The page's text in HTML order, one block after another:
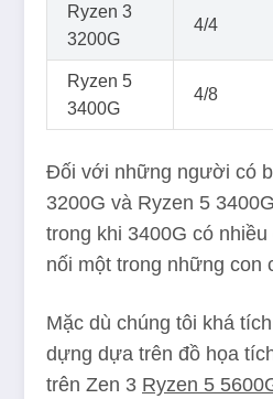
Ryzen 3
3200G
4/4
Ryzen 5
3400G
4/8
Đối với những người có
3200G và Ryzen 5
trong khi 3400G có
nối một trong những con
Mặc dù chúng tôi khá
dựng dựa trên đồ họa
trên Zen 3 Ryzen 5